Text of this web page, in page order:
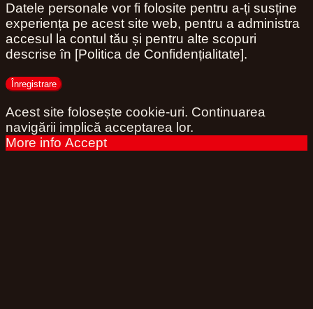
Datele personale vor fi folosite pentru a-ți susține
experiența pe acest site web, pentru a administra
accesul la contul tău și pentru alte scopuri
descrise în [Politica de Confidențialitate].
Înregistrare
Acest site folosește cookie-uri. Continuarea
navigării implică acceptarea lor.
More info Accept